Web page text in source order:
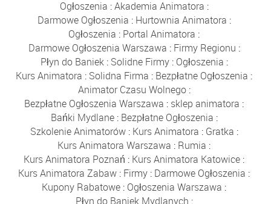
Ogłoszenia :Akademia Animatora :
Darmowe Ogłoszenia : Hurtownia Animatora :
Ogłoszenia : Portal Animatora :
Darmowe Ogłoszenia Warszawa : Firmy Regionu :
Płyn do Baniek: Solidne Firmy: Ogłoszenia :
Kurs Animatora : Solidna Firma : Bezpłatne Ogłoszenia :
Animator Czasu Wolnego:
Bezpłatne Ogłoszenia Warszawa : sklep animatora :
Bańki Mydlane: Bezpłatne Ogłoszenia :
Szkolenie Animatorów: Kurs Animatora : Gratka :
Kurs Animatora Warszawa : Rumia :
Kurs Animatora Poznań : Kurs Animatora Katowice :
Kurs Animatora Zabaw : Firmy : Darmowe Ogłoszenia :
Kupony Rabatowe : Ogłoszenia Warszawa :
Płyn do Baniek Mydlanych :